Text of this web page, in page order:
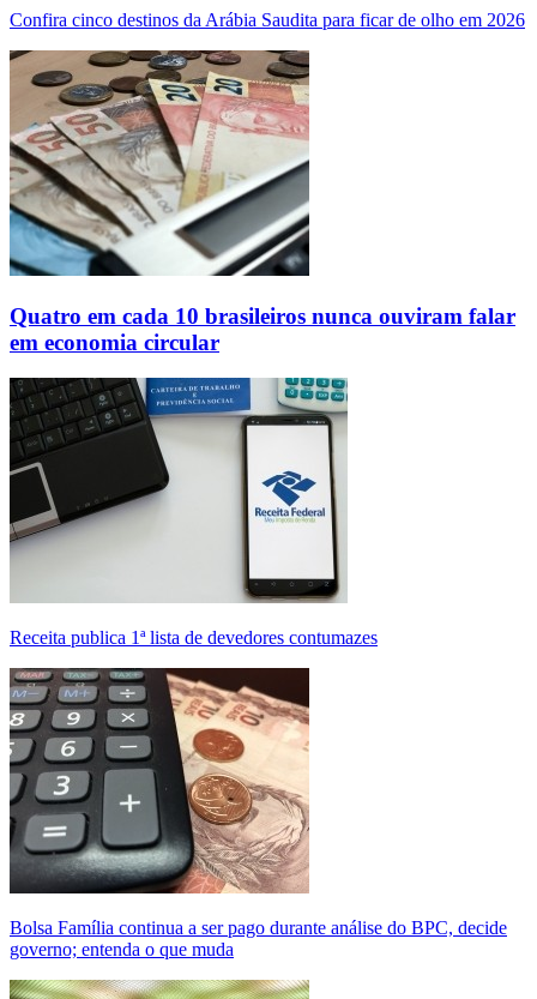
Confira cinco destinos da Arábia Saudita para ficar de olho em 2026
Quatro em cada 10 brasileiros nunca ouviram falar
em economia circular
Receita publica 1ª lista de devedores contumazes
Bolsa Família continua a ser pago durante análise do BPC, decide
governo; entenda o que muda